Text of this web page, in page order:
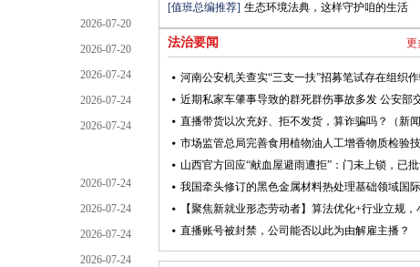
2026-07-20
2026-07-20
2026-07-24
2026-07-24
2026-07-24
2026-07-24
2026-07-24
2026-07-24
2026-07-24
[值班总编推荐] 生态环境法典，这样守护咱的生活
法治要闻 更
直播账号被封禁，公司能否以此为由解雇主播？